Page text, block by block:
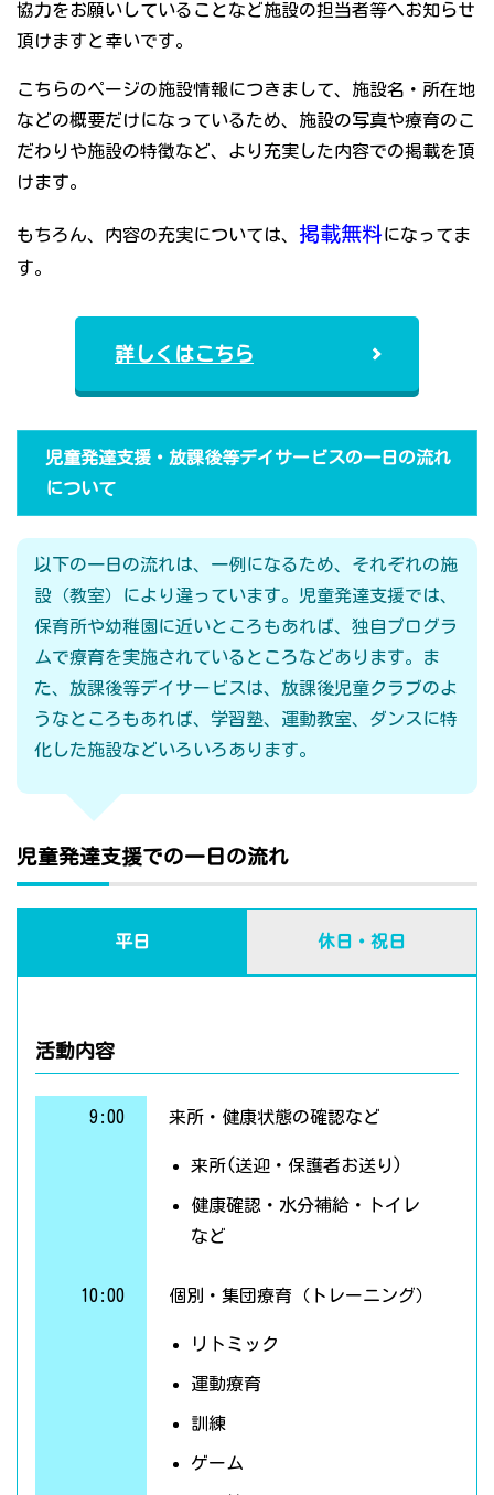
協力をお願いしていることなど施設の担当者等へお知らせ
頂けますと幸いです。
こちらのページの施設情報につきまして、施設名・所在地
などの概要だけになっているため、施設の写真や療育のこ
だわりや施設の特徴など、より充実した内容での掲載を頂
けます。
もちろん、内容の充実については、 掲載無料になってま
す。
詳しくはこちら
児童発達支援・放課後等デイサービスの一日の流れ
について
以下の一日の流れは、一例になるため、それぞれの施
設（教室）により違っています。児童発達支援では、
保育所や幼稚園に近いところもあれば、独自プログラ
ムで療育を実施されているところなどあります。ま
た、放課後等デイサービスは、放課後児童クラブのよ
うなところもあれば、学習塾、運動教室、ダンスに特
化した施設などいろいろあります。
児童発達支援での一日の流れ
平日 休日・祝日
活動内容
9:00 来所・健康状態の確認など
来所(送迎・保護者お送り)
健康確認・水分補給・トイレ
など
10:00 個別・集団療育（トレーニング）
リトミック
運動療育
訓練
ゲーム